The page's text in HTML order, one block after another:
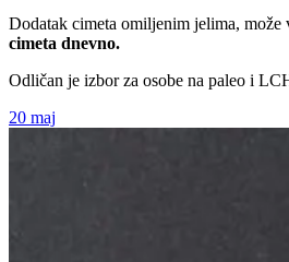
Dodatak cimeta omiljenim jelima, može
cimeta dnevno.
Odličan je izbor za osobe na paleo i
20 maj